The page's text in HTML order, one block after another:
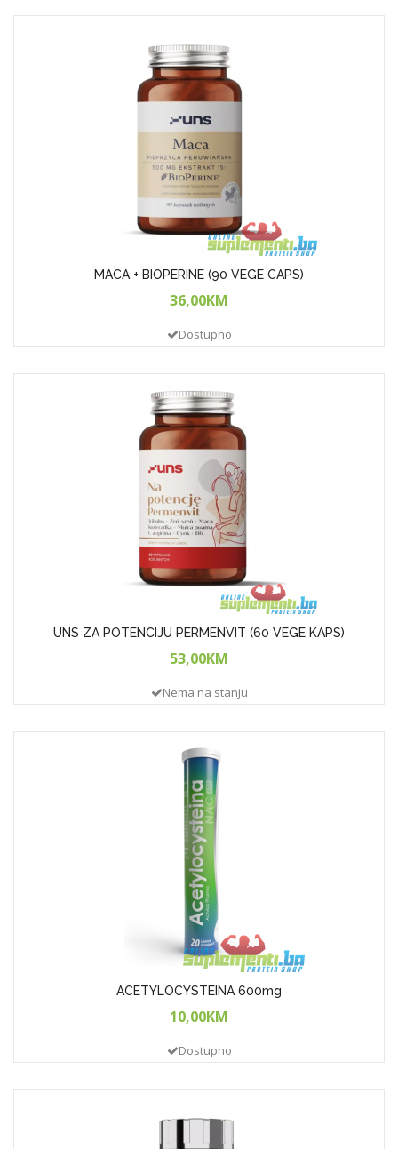
MACA + BIOPERINE (90 VEGE CAPS)
36,00KM
Dostupno
UNS ZA POTENCIJU PERMENVIT (60 VEGE KAPS)
53,00KM
Nema na stanju
ACETYLOCYSTEINA 600mg
10,00KM
Dostupno